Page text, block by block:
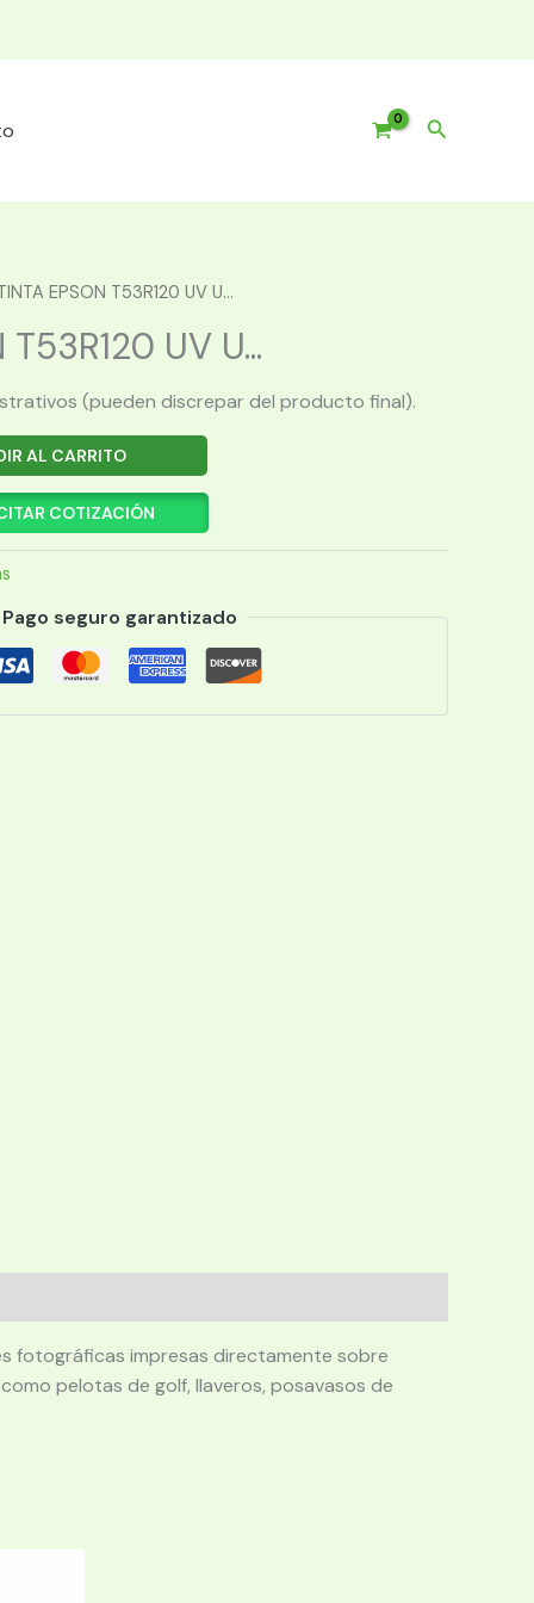
Buscar
EPSON T53R120 UV U...
T53R120 UV U...
(pueden discrepar del producto final).
AL CARRITO
COTIZACIÓN
Pago seguro garantizado
fotográficas impresas directamente sobre
pelotas de golf, llaveros, posavasos de